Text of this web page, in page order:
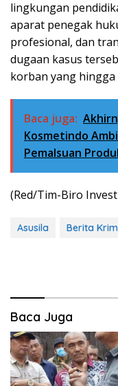
lingkungan
aparat penegak
profesional, dan
dugaan kasus
korban yang
Baca juga:
Kosmetindo
Pemalsuan
(Red/Tim-Biro
Asusila Berita
Baca Juga